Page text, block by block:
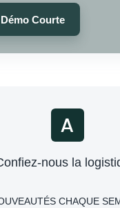
Courte
nous la
CHAQUE